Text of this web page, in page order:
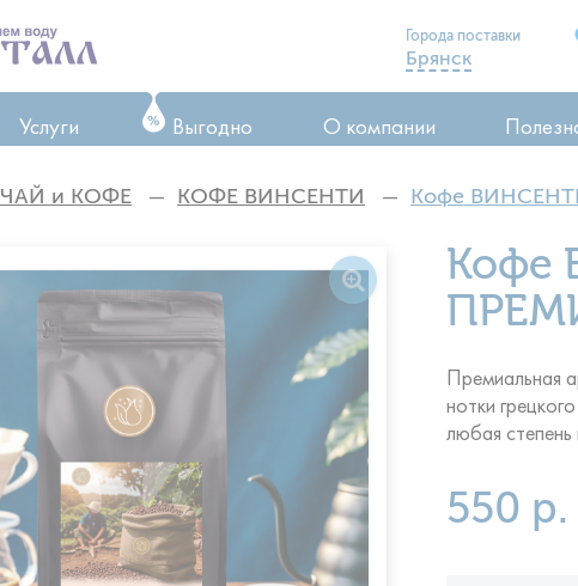
Города поставки
Брянск
Сельцо
Почеп
Клинцы
Услуги
Доставка питьевой воды
Выгодно О компании
ЧАЙ и КОФЕ КОФЕ ВИНСЕНТИ Кофе
Кофе
Премиальная
нотки
любая
550 р.